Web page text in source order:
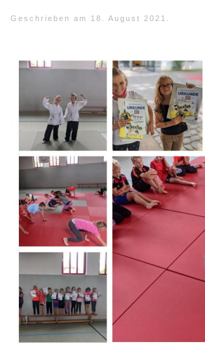
Geschrieben am 18. August 2021